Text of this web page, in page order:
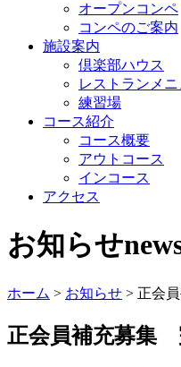
オープンコンペ
コンペのご案内
施設案内
倶楽部ハウス
レストランメニ
練習場
コース紹介
コース概要
アウトコース
インコース
アクセス
お知らせ
ホーム > お知らせ > 正会
正会員補充募集